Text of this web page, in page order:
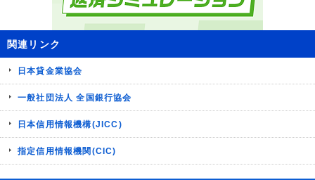
関連リンク
日本貸金業協会
一般社団法人 全国銀行協会
日本信用情報機構(JICC)
指定信用情報機関(CIC)